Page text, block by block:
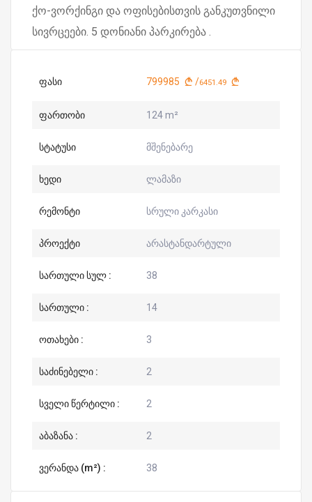
ქო-ვორქინგი და ოფისებისთვის განკუთვნილი
სივრცეები. 5 დონიანი პარკირება .
ფასი 799985 /6451.49
ფართობი 124 m²
სტატუსი მშენებარე
ხედი ლამაზი
რემონტი სრული კარკასი
პროექტი არასტანდარტული
სართული სულ : 38
სართული : 14
ოთახები : 3
საძინებელი : 2
სველი წერტილი : 2
აბაზანა : 2
ვერანდა (m²) : 38